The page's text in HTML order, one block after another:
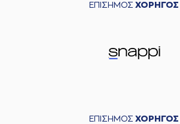
ΕΠΙΣΗΜΟΣ ΧΟΡΗΓΟΣ
ΕΠΙΣΗΜΟΣ ΧΟΡΗΓΟΣ